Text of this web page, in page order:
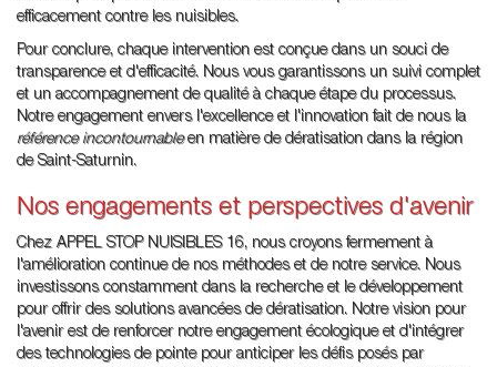
efficacement contre les nuisibles.
Pour conclure, chaque intervention est conçue dans un souci de
transparence et d'efficacité. Nous vous garantissons un suivi complet
et un accompagnement de qualité à chaque étape du processus.
Notre engagement envers l'excellence et l'innovation fait de nous la
référence incontournableen matière de dératisation dans la région
de Saint-Saturnin.
Nos engagements et perspectives d'avenir
Chez APPEL STOP NUISIBLES 16, nous croyons fermement à
l'amélioration continue de nos méthodes et de notre service. Nous
investissons constamment dans la recherche et le développement
pour offrir des solutions avancées de dératisation. Notre vision pour
l'avenir est de renforcer notre engagement écologique et d'intégrer
des technologies de pointe pour anticiper les défis posés par